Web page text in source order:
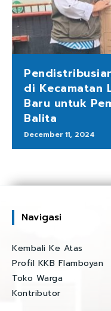
di Kecamatan
Baru untuk
Balita
December 11, 2024
Navigasi
Kembali Ke Atas
Profil KKB Flamboyan
Toko Warga
Kontributor